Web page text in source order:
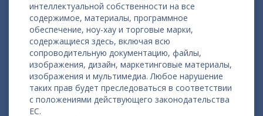
интеллектуальной собственности на все
содержимое, материалы, программное
обеспечение, ноу-хау и торговые марки,
содержащиеся здесь, включая всю
сопроводительную документацию, файлы,
изображения, дизайн, маркетинговые материалы,
изображения и мультимедиа. Любое нарушение
таких прав будет преследоваться в соответствии
с положениями действующего законодательства
ЕС.